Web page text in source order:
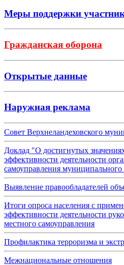
Меры поддержки
Гражданская оборона
Открытые данные
Наружная реклама
Совет Верхнеландеховского
Доклад "О достигнутых
эффективности деятельности
самоуправления муниципального
Выявление правообладателей
Итоги опроса населения с
эффективности деятельности
местного самоуправления
Профилактика терроризма и
Межнациональные отношения